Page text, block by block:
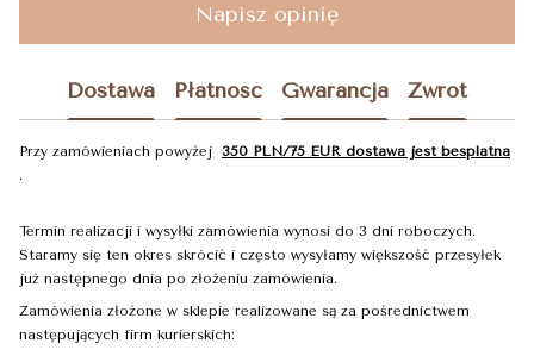
Napisz opinię
Dostawa Płatność Gwarancja Zwrot
Przy zamówieniach powyżej 350 PLN/75 EUR dostawa jest besplatna
.
Termin realizacji i wysyłki zamówienia wynosi do 3 dni roboczych.
Staramy się ten okres skrócić i często wysyłamy większość przesyłek
już następnego dnia po złożeniu zamówienia.
Zamówienia złożone w sklepie realizowane są za pośrednictwem
następujących firm kurierskich: